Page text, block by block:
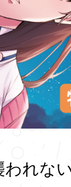
れな